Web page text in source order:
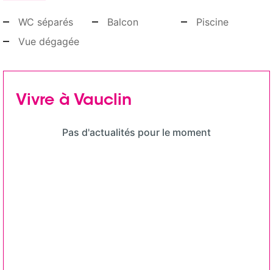
WC séparés Balcon
Piscine
Vue dégagée
Vivre à Vauclin
Pas d'actualités pour le moment